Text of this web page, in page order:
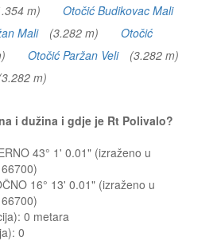
m)
Otočić Budikovac Mali
Mali (3.282 m)
Otočić
Otočić Paržan Veli
(3.282 m)
m)
i dužina i gdje je Rt Polivalo?
43° 1' 0.01" (izraženo u
16° 13' 0.01" (izraženo u
0 metara
0